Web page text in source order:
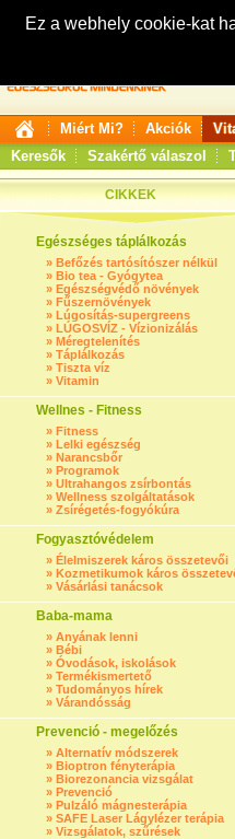
Ez a webhely cookie-kat
Miért Mi? Akciók
Keresők
Szakértő válaszol
CIKKEK
Egészséges táplálkozás
» Befőzés tartósítószer nélkül
» Bio tea - Gyógytea
» Egészségvédő növények
» Fűszernövények
» Lúgosítás-supergreens
» LÚGOSVÍZ - Vízionizálás
» Méregtelenítés
» Táplálkozás
» Tiszta víz
» Vitamin
Wellnes - Fitness
» Fitness
» Lelki egészség
» Narancsbőr
» Programok
» Ultrahangos zsírbontás
» Wellness szolgáltatások
» Zsírégetés-fogyókúra
Fogyasztóvédelem
» Élelmiszerek káros összetevői
» Kozmetikumok káros
» Vásárlási tanácsok
Baba-mama
» Anyának lenni
» Bébi
» Óvodások, iskolások
» Termékismertető
» Tudományos hírek
» Várandósság
Prevenció - megelőzés
» Alternatív módszerek
» Bioptron fényterápia
» Biorezonancia vizsgálat
» Prevenció
» Pulzáló mágnesterápia
» SAFE Laser Lágylézer terápia
» Vizsgálatok, szűrések